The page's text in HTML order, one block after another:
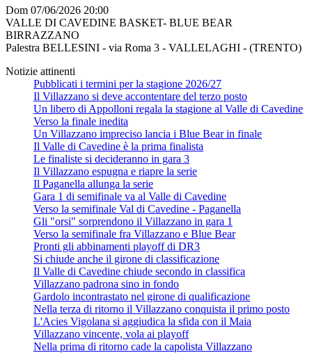
Dom 07/06/2026 20:00
VALLE DI CAVEDINE BASKET- BLUE BEAR
BIRRAZZANO
Palestra BELLESINI - via Roma 3 - VALLELAGHI - (TRENTO)
Notizie attinenti
Pubblicati i termini per la stagione 2026/27
Il Villazzano si deve accontentare del terzo posto
Un libero di Appolloni regala la stagione al Valle di Cavedine
Verso la finale inedita
Un Villazzano impreciso lancia i Blue Bear in finale
Il Valle di Cavedine è la prima finalista
Le finaliste si decideranno in gara 3
Il Villazzano espugna e riapre la serie
Il Paganella allunga la serie
Gara 1 di semifinale va al Valle di Cavedine
Verso la semifinale Val di Cavedine - Paganella
Gli "orsi" sorprendono il Villazzano in gara 1
Verso la semifinale fra Villazzano e Blue Bear
Pronti gli abbinamenti playoff di DR3
Si chiude anche il girone di classificazione
Il Valle di Cavedine chiude secondo in classifica
Villazzano padrona sino in fondo
Gardolo incontrastato nel girone di qualificazione
Nella terza di ritorno il Villazzano conquista il primo posto
L'Acies Vigolana si aggiudica la sfida con il Maia
Villazzano vincente, vola ai playoff
Nella prima di ritorno cade la capolista Villazzano